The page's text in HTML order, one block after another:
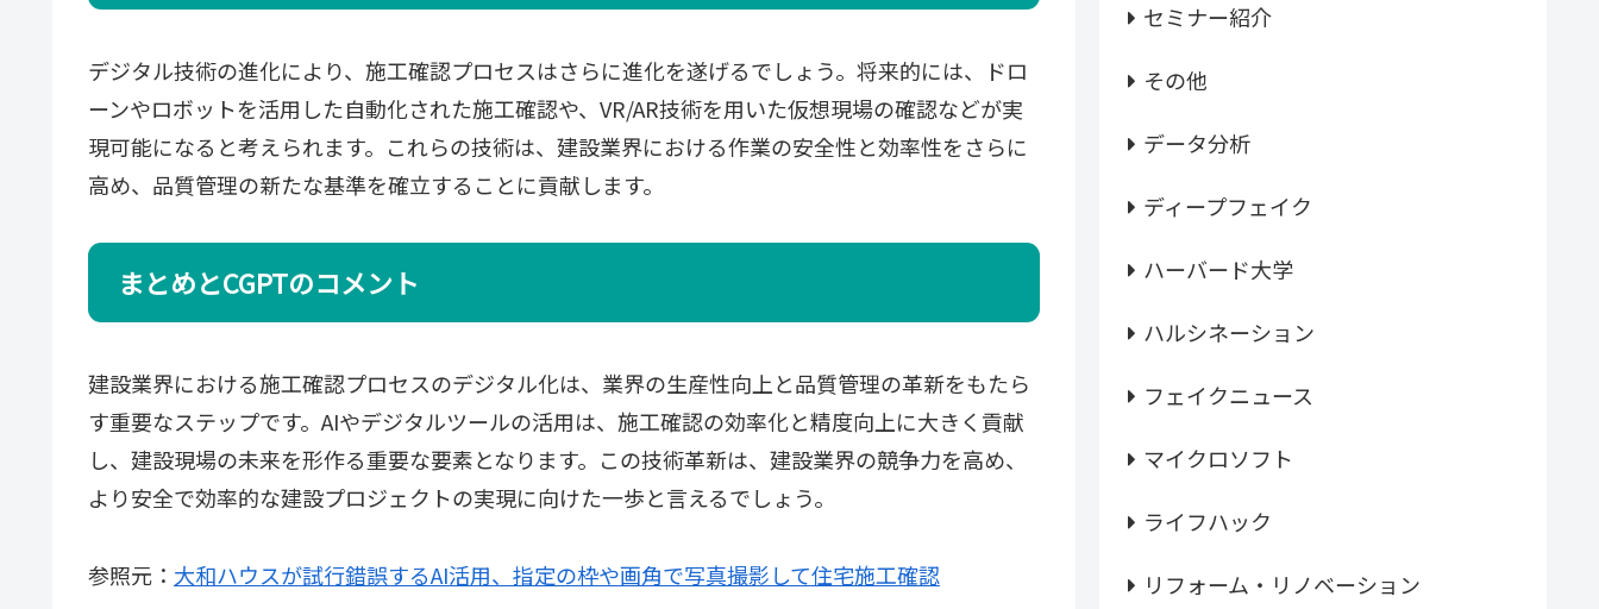
デジタル技術の進化により、施工確認プロセスはさらに進化を遂げるでしょう。将来的には、ドロ
ーンやロボットを活用した自動化された施工確認や、VR/AR技術を用いた仮想現場の確認などが実
現可能になると考えられます。これらの技術は、建設業界における作業の安全性と効率性をさらに
高め、品質管理の新たな基準を確立することに貢献します。
まとめとCGPTのコメント
建設業界における施工確認プロセスのデジタル化は、業界の生産性向上と品質管理の革新をもたら
す重要なステップです。AIやデジタルツールの活用は、施工確認の効率化と精度向上に大きく貢献
し、建設現場の未来を形作る重要な要素となります。この技術革新は、建設業界の競争力を高め、
より安全で効率的な建設プロジェクトの実現に向けた一歩と言えるでしょう。
参照元： 大和ハウスが試行錯誤するAI活用、指定の枠や画角で写真撮影して住宅施工確認
セミナー紹介
その他
データ分析
ディープフェイク
ハーバード大学
ハルシネーション
フェイクニュース
マイクロソフト
ライフハック
リフォーム・リノベーション